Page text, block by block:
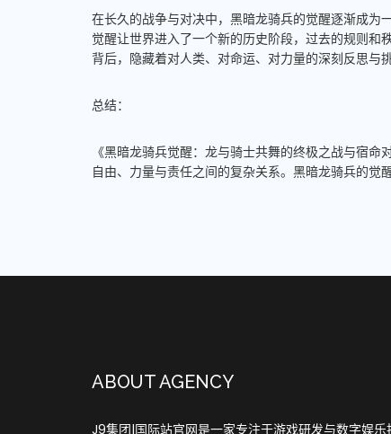
在长久的战争与对决中，黑暗龙骑兵的觉醒逐渐成为
觉醒让世界进入了一个新的历史阶段，过去的规则
背后，隐藏着对人类、对命运、对力量的深刻反思与挑
总结：
《黑暗龙骑兵觉醒：龙与骑士共舞的终极之战与宿命
自由、力量与责任之间的复杂关系。黑暗龙骑兵的
ABOUT AGENCY
J9集团|国际站官网是一家专注于游戏研发与数字娱乐